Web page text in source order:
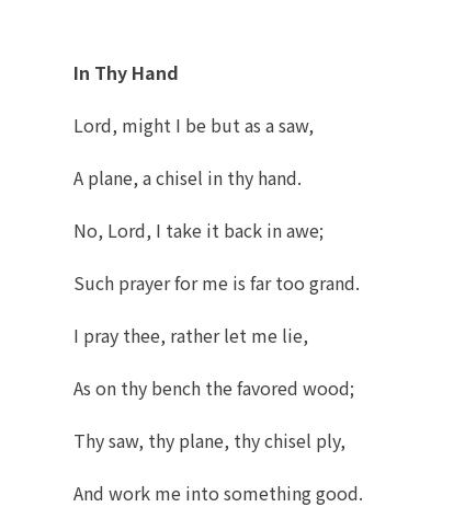
In Thy Hand
Lord, might I be but as a saw,
A plane, a chisel in thy hand.
No, Lord, I take it back in awe;
Such prayer for me is far too grand.
I pray thee, rather let me lie,
As on thy bench the favored wood;
Thy saw, thy plane, thy chisel ply,
And work me into something good.